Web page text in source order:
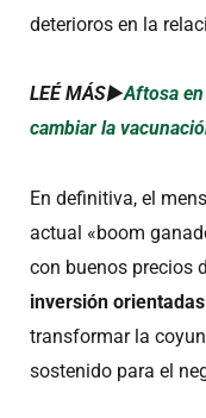
deterioros en la
LEÉ MÁS►Aftosa
cambiar la
En definitiva, el
actual «boom
con buenos precios
inversión
transformar la
sostenido para el